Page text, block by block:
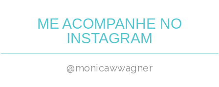
ME ACOMPANHE NO
INSTAGRAM
@monicawwagner